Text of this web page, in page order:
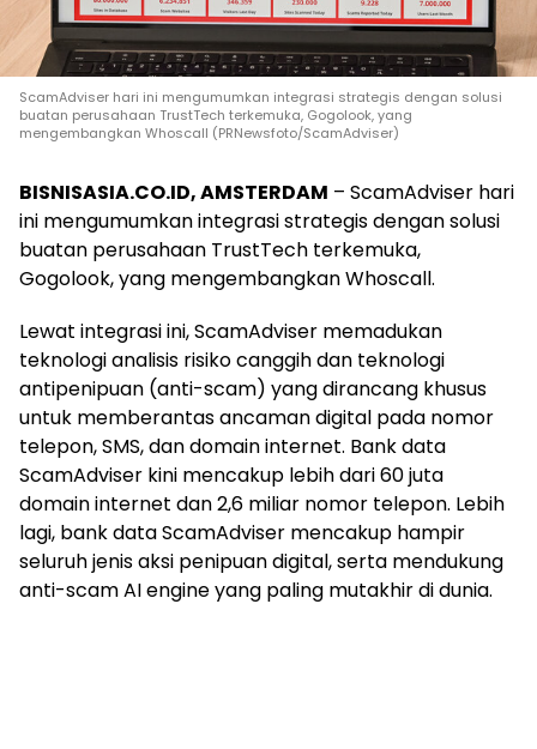
ScamAdviser hari ini mengumumkan integrasi strategis dengan solusi
buatan perusahaan TrustTech terkemuka, Gogolook, yang
mengembangkan Whoscall (PRNewsfoto/ScamAdviser)
BISNISASIA.CO.ID, AMSTERDAM – ScamAdviser hari
ini mengumumkan integrasi strategis dengan solusi
buatan perusahaan TrustTech terkemuka,
Gogolook, yang mengembangkan Whoscall.
Lewat integrasi ini, ScamAdviser memadukan
teknologi analisis risiko canggih dan teknologi
antipenipuan (anti-scam) yang dirancang khusus
untuk memberantas ancaman digital pada nomor
telepon, SMS, dan domain internet. Bank data
ScamAdviser kini mencakup lebih dari 60 juta
domain internet dan 2,6 miliar nomor telepon. Lebih
lagi, bank data ScamAdviser mencakup hampir
seluruh jenis aksi penipuan digital, serta mendukung
anti-scam AI engine yang paling mutakhir di dunia.